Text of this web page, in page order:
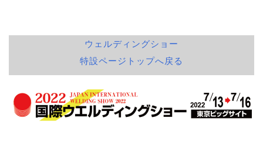
ウェルディングショー
特設ページトップへ戻る